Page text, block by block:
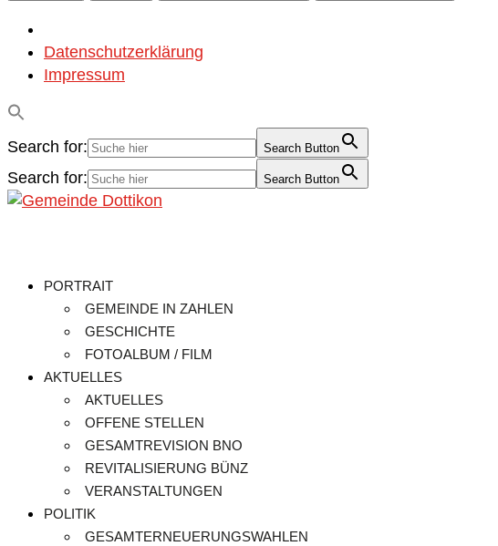
Datenschutzerklärung
Impressum
Search for: Search Button
Search for: Search Button
PORTRAIT
GEMEINDE IN ZAHLEN
GESCHICHTE
FOTOALBUM / FILM
AKTUELLES
AKTUELLES
OFFENE STELLEN
GESAMTREVISION BNO
REVITALISIERUNG BÜNZ
VERANSTALTUNGEN
POLITIK
GESAMTERNEUERUNGSWAHLEN